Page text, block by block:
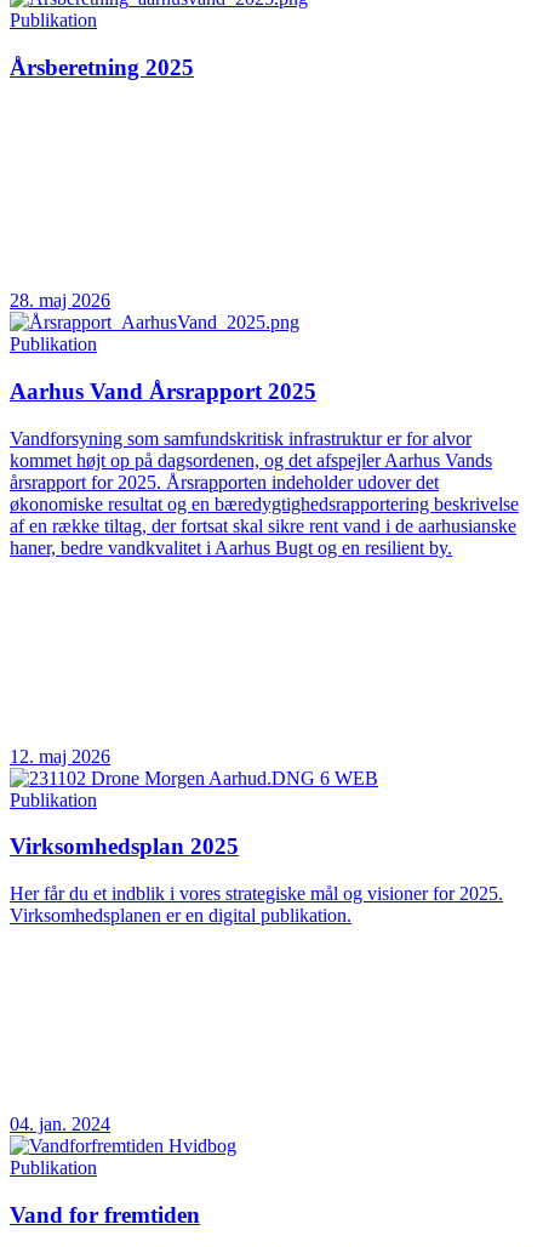
Publikation
Årsberetning 2025
28. maj 2026
Publikation
Aarhus Vand Årsrapport 2025
Vandforsyning som samfundskritisk infrastruktur er for alvor
kommet højt op på dagsordenen, og det afspejler Aarhus Vands
årsrapport for 2025. Årsrapporten indeholder udover det
økonomiske resultat og en bæredygtighedsrapportering beskrivelse
af en række tiltag, der fortsat skal sikre rent vand i de aarhusianske
haner, bedre vandkvalitet i Aarhus Bugt og en resilient by.
12. maj 2026
Publikation
Virksomhedsplan 2025
Her får du et indblik i vores strategiske mål og visioner for 2025.
Virksomhedsplanen er en digital publikation.
04. jan. 2024
Publikation
Vand for fremtiden